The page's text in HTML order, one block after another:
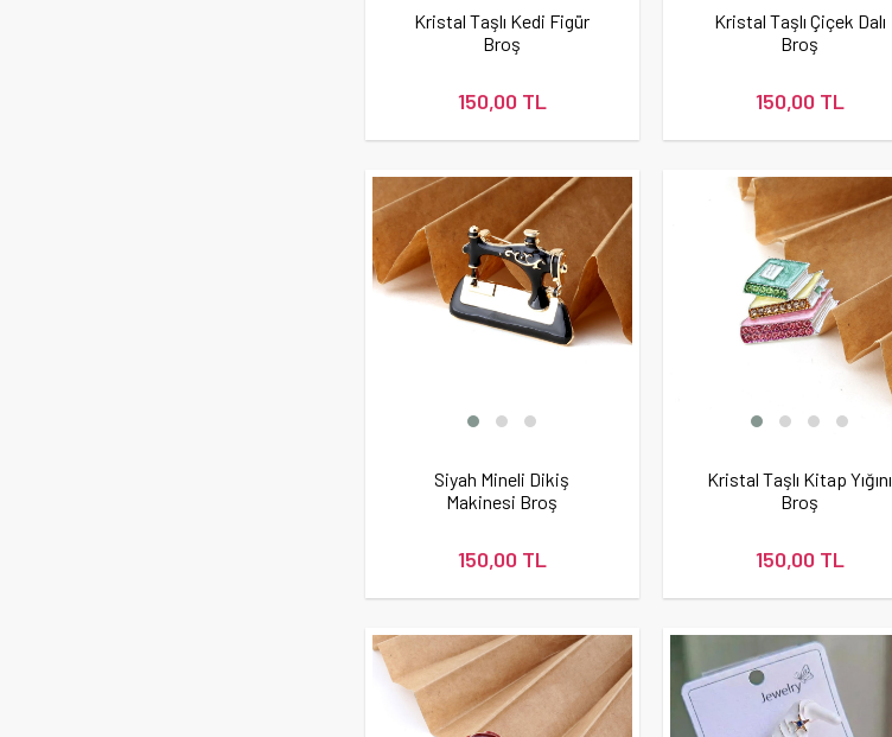
Kristal Taşlı Kedi Figür
Broş
150,00 TL
Kristal Taşlı Çiçek Dalı
Broş
150,00 TL
Siyah Mineli Dikiş
Makinesi Broş
150,00 TL
Kristal Taşlı Kitap Yığını
Broş
150,00 TL